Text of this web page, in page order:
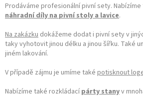
Prodáváme profesionální pivní sety. Nabízíme
náhradní díly na pivní stoly a lavice.
Na zakázku dokážeme dodat i pivní sety v
taky vyhotovit jinou délku a jinou šířku. Také
jiném lakování.
V případě zájmu je umíme také potisknout
Nabízíme také rozkládací párty stanyv